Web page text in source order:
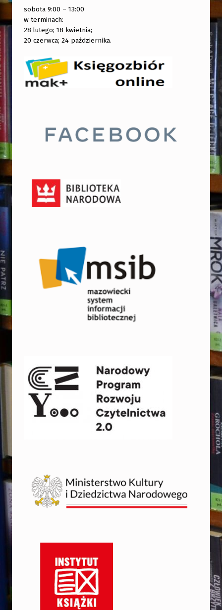
sobota 9:00 – 13:00
w terminach:
28 lutego; 18 kwietnia;
20 czerwca; 24 października.